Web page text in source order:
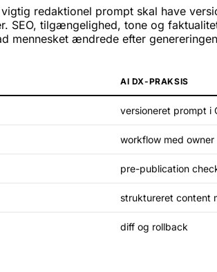
redaktionel prompt skal have
SEO, tilgængelighed, tone og
mennesket ændrede efter
AI DX-PRAKSIS
versioneret prompt i
workflow med owner
pre-publication
struktureret content
diff og rollback